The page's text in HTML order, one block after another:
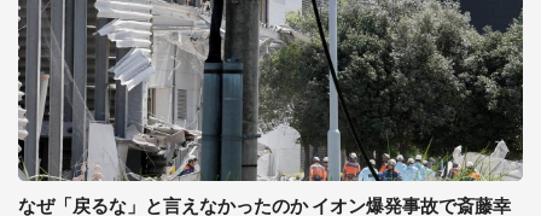
なぜ「戻るな」と言えなかったのか イオン爆発事故で斎藤幸